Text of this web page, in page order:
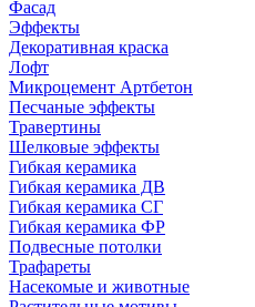
Фасад
Эффекты
Декоративная краска
Лофт
Микроцемент Артбетон
Песчаные эффекты
Травертины
Шелковые эффекты
Гибкая керамика
Гибкая керамика ДВ
Гибкая керамика СГ
Гибкая керамика ФР
Подвесные потолки
Трафареты
Насекомые и животные